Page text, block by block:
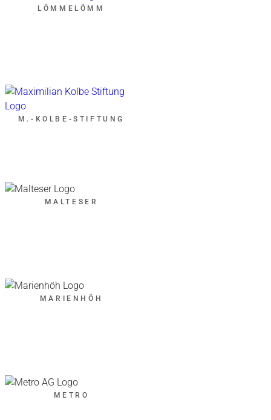
LÖMMELÖMM
M.-KOLBE-STIFTUNG
MALTESER
MARIENHÖH
METRO